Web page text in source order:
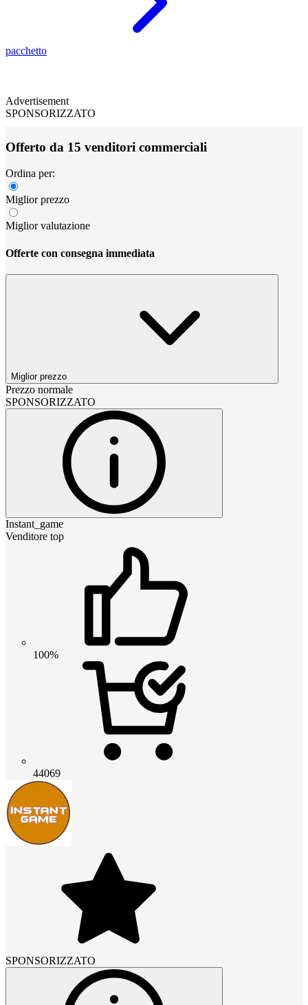
pacchetto
Advertisement
SPONSORIZZATO
Offerto da 15 venditori commerciali
Ordina per:
Miglior prezzo
Miglior valutazione
Offerte con consegna immediata
Miglior prezzo
Prezzo normale
SPONSORIZZATO
Instant_game
Venditore top
100%
44069
SPONSORIZZATO